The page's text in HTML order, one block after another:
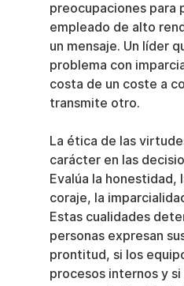
preocupaciones para
empleado de alto
un mensaje. Un líder
problema con
costa de un coste a
transmite otro.
La ética de las
carácter en las
Evalúa la honestidad,
coraje, la
Estas cualidades
personas expresan
prontitud, si los
procesos internos y